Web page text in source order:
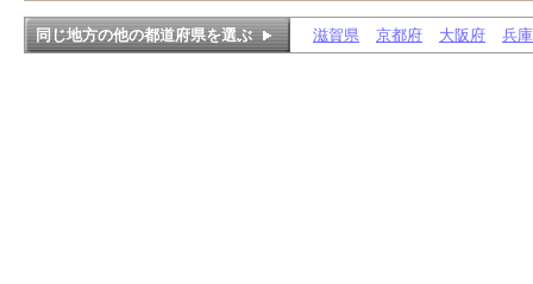
同じ地方の他の都道府県を選ぶ 滋賀県 京都府 大阪府 兵